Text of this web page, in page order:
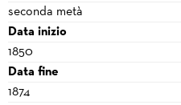
seconda metà
Data inizio
1850
Data fine
1874